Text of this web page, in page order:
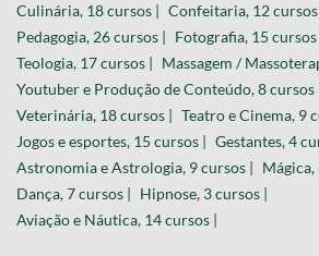
Culinária, 18 cursos |
Confeitaria, 12 cursos |
Pedagogia, 26 cursos |
Fotografia, 15 cursos |
Teologia, 17 cursos |
Massagem /
Youtuber e Produção de Conteúdo, 8 cursos |
Veterinária, 18 cursos |
Teatro e Cinema, 9
Jogos e esportes, 15 cursos |
Gestantes, 4
Astronomia e Astrologia, 9 cursos |
Mágica,
Dança, 7 cursos |
Hipnose, 3 cursos |
Aviação e Náutica, 14 cursos |